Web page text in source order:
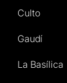
Culto
Gaudí
La Basílica